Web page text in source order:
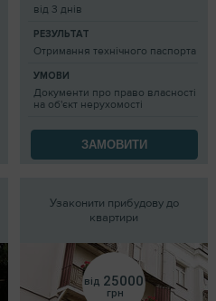
від 3 днів
РЕЗУЛЬТАТ
Отримання технічного паспорта
УМОВИ
Документи про право власності
на об'єкт нерухомості
ЗАМОВИТИ
Узаконити прибудову до
квартири
від 25000
грн